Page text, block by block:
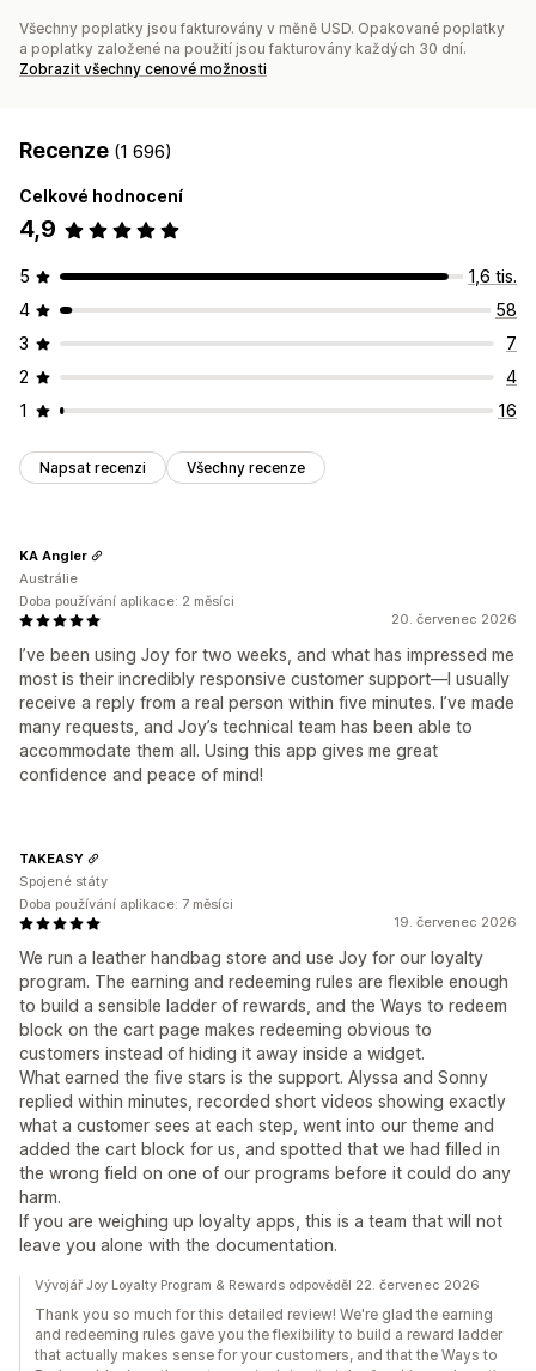
Všechny poplatky jsou fakturovány v měně USD. Opakované poplatky
a poplatky založené na použití jsou fakturovány každých 30 dní.
Zobrazit všechny cenové možnosti
Recenze (1 696)
Celkové hodnocení
4,9
5
1,6 tis.
4
58
3
7
2
4
1
16
Napsat recenzi Všechny recenze
20. červenec 2026
I’ve been using Joy for two weeks, and what has impressed me
most is their incredibly responsive customer support—I usually
receive a reply from a real person within five minutes. I’ve made
many requests, and Joy’s technical team has been able to
accommodate them all. Using this app gives me great
confidence and peace of mind!
KA Angler
Austrálie
Doba používání aplikace: 2 měsíci
19. červenec 2026
We run a leather handbag store and use Joy for our loyalty
program. The earning and redeeming rules are flexible enough
to build a sensible ladder of rewards, and the Ways to redeem
block on the cart page makes redeeming obvious to
customers instead of hiding it away inside a widget.
What earned the five stars is the support. Alyssa and Sonny
replied within minutes, recorded short videos showing exactly
what a customer sees at each step, went into our theme and
added the cart block for us, and spotted that we had filled in
the wrong field on one of our programs before it could do any
harm.
If you are weighing up loyalty apps, this is a team that will not
leave you alone with the documentation.
TAKEASY
Spojené státy
Doba používání aplikace: 7 měsíci
Vývojář Joy Loyalty Program & Rewards odpověděl 22. červenec 2026
Thank you so much for this detailed review! We're glad the earning
and redeeming rules gave you the flexibility to build a reward ladder
that actually makes sense for your customers, and that the Ways to